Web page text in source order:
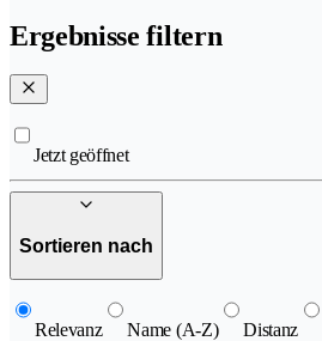
Ergebnisse filtern
Jetzt geöffnet
Sortieren nach
Relevanz Name (A-Z) Distanz